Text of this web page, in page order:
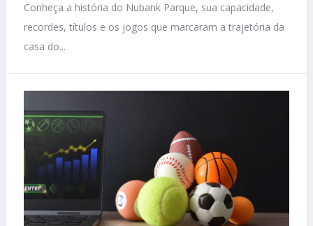
Conheça a história do Nubank Parque, sua capacidade,
recordes, títulos e os jogos que marcaram a trajetória da
casa do...